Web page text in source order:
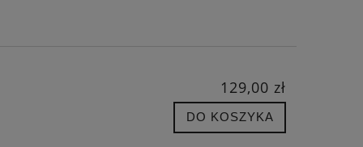
129,00 zł
DO KOSZYKA